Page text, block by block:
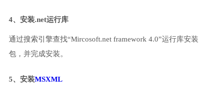
4、安装.net运行库
通过搜索引擎查找“Mircosoft.net framework 4.0”运行库安装
包，并完成安装。
5、安装MSXML